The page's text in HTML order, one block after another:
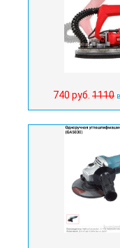
740 руб. 1110